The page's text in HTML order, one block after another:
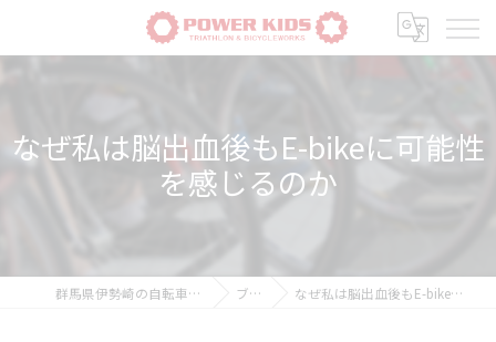
なぜ私は脳出血後もE-bikeに可能性
を感じるのか
群馬県伊勢崎の自転車ならPOWER-KIDS ブログ なぜ私は脳出血後もE-bikeに可能性を感じるのか